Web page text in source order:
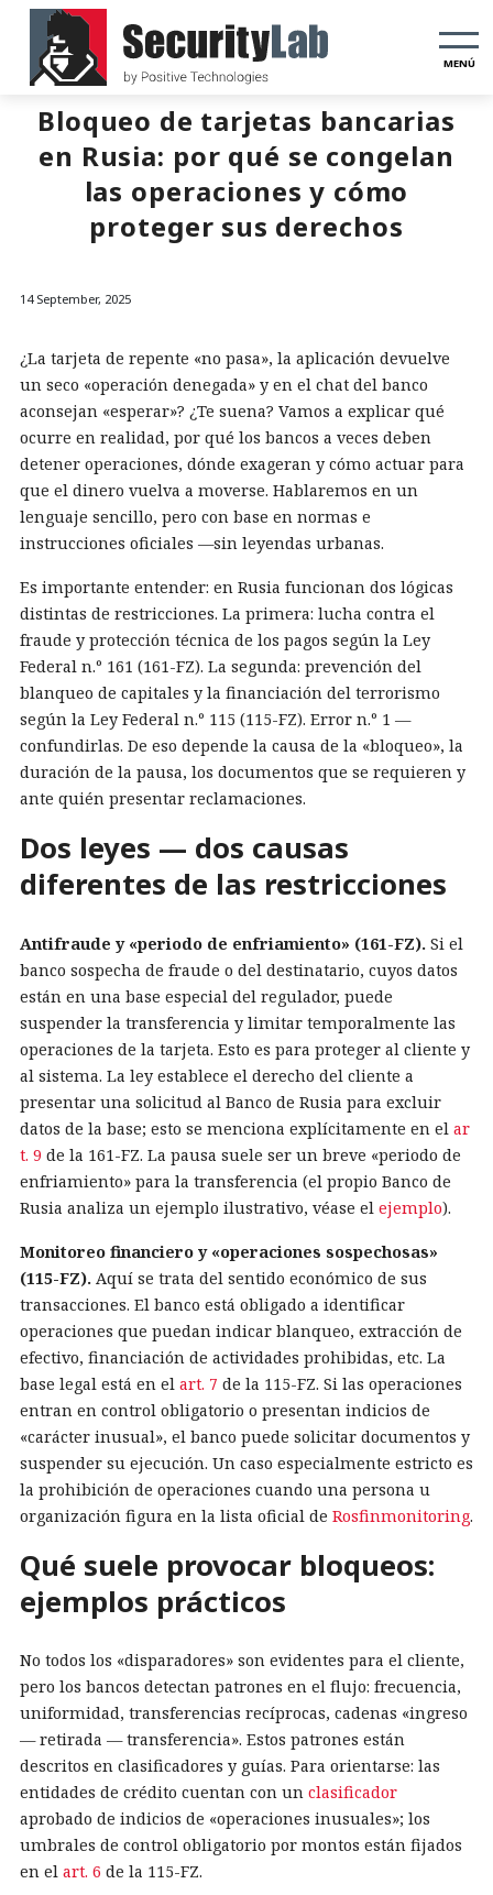
MENÚ
Bloqueo de tarjetas bancarias
en Rusia: por qué se congelan
las operaciones y cómo
proteger sus derechos
14 September, 2025
¿La tarjeta de repente «no pasa», la aplicación devuelve
un seco «operación denegada» y en el chat del banco
aconsejan «esperar»? ¿Te suena? Vamos a explicar qué
ocurre en realidad, por qué los bancos a veces deben
detener operaciones, dónde exageran y cómo actuar para
que el dinero vuelva a moverse. Hablaremos en un
lenguaje sencillo, pero con base en normas e
instrucciones oficiales —sin leyendas urbanas.
Es importante entender: en Rusia funcionan dos lógicas
distintas de restricciones. La primera: lucha contra el
fraude y protección técnica de los pagos según la Ley
Federal n.º 161 (161-FZ). La segunda: prevención del
blanqueo de capitales y la financiación del terrorismo
según la Ley Federal n.º 115 (115-FZ). Error n.º 1 —
confundirlas. De eso depende la causa de la «bloqueo», la
duración de la pausa, los documentos que se requieren y
ante quién presentar reclamaciones.
Dos leyes — dos causas
diferentes de las restricciones
Antifraude y «periodo de enfriamiento» (161-FZ). Si el
banco sospecha de fraude o del destinatario, cuyos datos
están en una base especial del regulador, puede
suspender la transferencia y limitar temporalmente las
operaciones de la tarjeta. Esto es para proteger al cliente y
al sistema. La ley establece el derecho del cliente a
presentar una solicitud al Banco de Rusia para excluir
datos de la base; esto se menciona explícitamente en el ar
t. 9 de la 161-FZ. La pausa suele ser un breve «periodo de
enfriamiento» para la transferencia (el propio Banco de
Rusia analiza un ejemplo ilustrativo, véase el ejemplo).
Monitoreo financiero y «operaciones sospechosas»
(115-FZ). Aquí se trata del sentido económico de sus
transacciones. El banco está obligado a identificar
operaciones que puedan indicar blanqueo, extracción de
efectivo, financiación de actividades prohibidas, etc. La
base legal está en el art. 7 de la 115-FZ. Si las operaciones
entran en control obligatorio o presentan indicios de
«carácter inusual», el banco puede solicitar documentos y
suspender su ejecución. Un caso especialmente estricto es
la prohibición de operaciones cuando una persona u
organización figura en la lista oficial de Rosfinmonitoring.
Qué suele provocar bloqueos:
ejemplos prácticos
No todos los «disparadores» son evidentes para el cliente,
pero los bancos detectan patrones en el flujo: frecuencia,
uniformidad, transferencias recíprocas, cadenas «ingreso
— retirada — transferencia». Estos patrones están
descritos en clasificadores y guías. Para orientarse: las
entidades de crédito cuentan con un clasificador
aprobado de indicios de «operaciones inusuales»; los
umbrales de control obligatorio por montos están fijados
en el art. 6 de la 115-FZ.